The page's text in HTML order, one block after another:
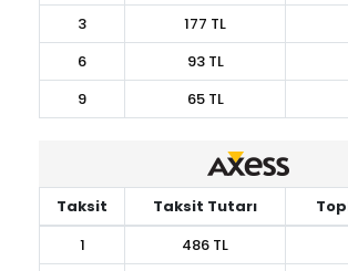
3
177 TL
6
93 TL
9
65 TL
Taksit Taksit Tutarı
1
486 TL